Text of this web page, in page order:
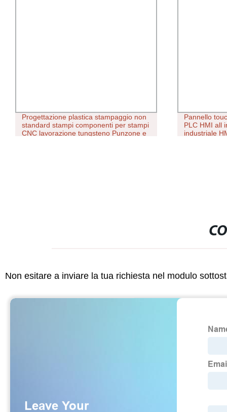
Progettazione plastica stampaggio non
standard stampi componenti per stampi
CNC lavorazione tungsteno Punzone e
Pannello
PLC HMI all
industriale
Non esitare a inviare la tua richiesta nel modulo